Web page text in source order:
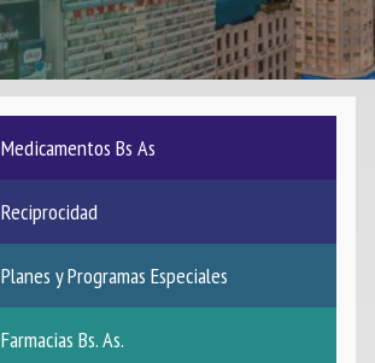
Horarios
Filiales
App
Medicamentos Bs As
Reciprocidad
Planes y Programas Especiales
Farmacias Bs. As.